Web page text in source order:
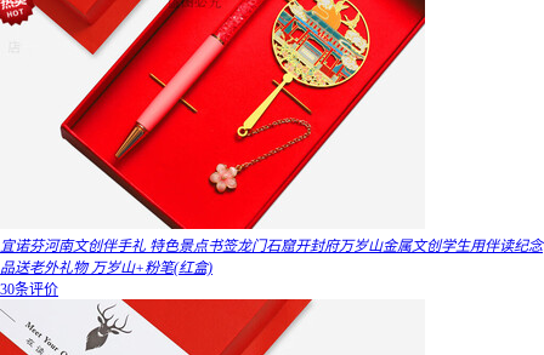
宜诺芬河南文创伴手礼 特色景点书签龙门石窟开封府万岁山金属文创学生用伴读纪念
品送老外礼物 万岁山+粉笔(红盒)
30条评价